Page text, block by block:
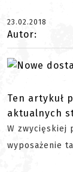
23.02.2018
Autor:
Ten artykuł
aktualnych
W zwycięskiej
wyposażenie